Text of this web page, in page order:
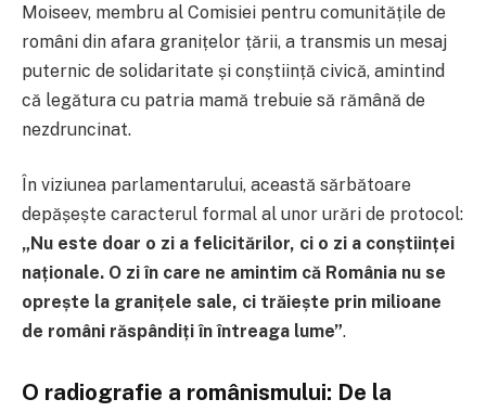
Moiseev, membru al Comisiei pentru comunitățile de
români din afara granițelor țării, a transmis un mesaj
puternic de solidaritate și conștiință civică, amintind
că legătura cu patria mamă trebuie să rămână de
nezdruncinat.
În viziunea parlamentarului, această sărbătoare
depășește caracterul formal al unor urări de protocol:
„Nu este doar o zi a felicitărilor, ci o zi a conștiinței
naționale. O zi în care ne amintim că România nu se
oprește la granițele sale, ci trăiește prin milioane
de români răspândiți în întreaga lume”.
O radiografie a românismului: De la